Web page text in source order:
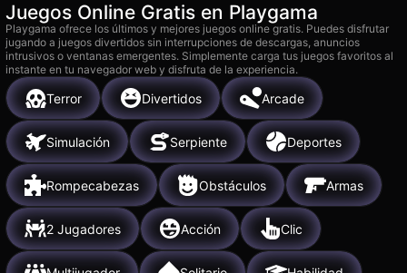
Juegos Online Gratis en Playgama
Playgama ofrece los últimos y mejores juegos online gratis. Puedes disfrutar
jugando a juegos divertidos sin interrupciones de descargas, anuncios
intrusivos o ventanas emergentes. Simplemente carga tus juegos favoritos al
instante en tu navegador web y disfruta de la experiencia.
Terror Divertidos Arcade
Simulación Serpiente Deportes
Rompecabezas Obstáculos Armas
2 Jugadores Acción Clic